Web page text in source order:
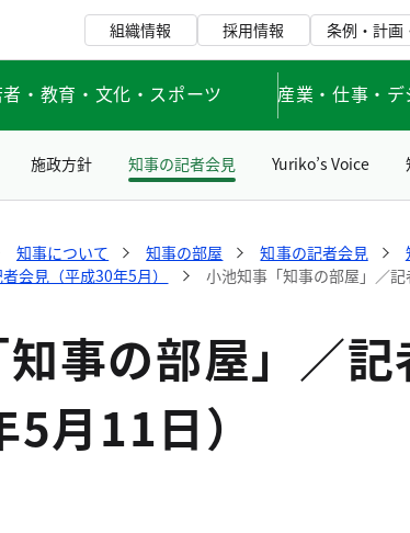
組織情報 採用情報 条例・計画
・教育・文化・スポーツ 産業・仕事・デ
施政方針 知事の記者会見 Yuriko’s Voice
知事について 知事の部屋 知事の記者会見
会見（平成30年5月）
小池知事「知事の部屋」／記
事の部屋」／記
5月11日）